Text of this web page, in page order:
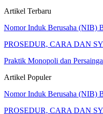
Artikel Terbaru
Nomor Induk Berusaha (NIB)
PROSEDUR, CARA DAN
Praktik Monopoli dan
Artikel Populer
Nomor Induk Berusaha (NIB)
PROSEDUR, CARA DAN